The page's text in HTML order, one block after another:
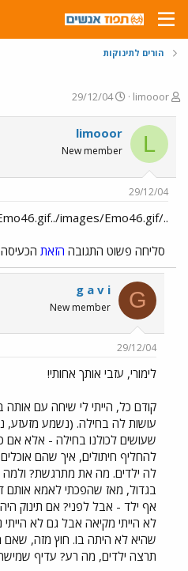
הורים לתינוקות
פ
ח
ה
ו
ש
limooor
פ
ס
ם
ת
י
29/12/04
L
limooor
New member
29/12/04
../images/Emo46.gif../images/Emo46.gif../images/Emo46.gif
סליחה פשוט התגובה הזאת
G
g a v i
New member
29/12/04
לימורי, עזבי אותך אחותי!
קודם כל, הייתי לי שיחה עם אותה
עושות לה בחילה. (נשמע מזעזע,
שעושים לכולנו בחילה - אלא אם
להחליף חיתולים, איך שהם
לה ילדים. מה את מתרגשת?
בגדול, מאז שהפכתי לאמא אותם
אף ילד - אבל לפני? אם תינוק
לא הייתי מקיאה אבל גם לא
שהיא לא היתה בו. חוץ מזה,
תרצה ילדים, מה רע? עדיף